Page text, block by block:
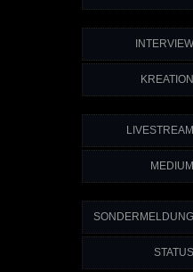
INTERVIEW
KREATION
LIVESTREAM
MEDIUM
SONDERMELDUNG
STATUS